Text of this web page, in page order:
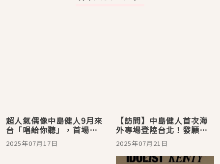
超人氣偶像中島健人9月來
台「唱給你聽」，首場海
外專場演唱會就在這！
2025年07月17日
【訪問】中島健人首次海
外專場登陸台北！發願九
月來台吃到變胖，與
Tatsuya Kitani交情好到
Ayase都忌妒？
2025年07月21日